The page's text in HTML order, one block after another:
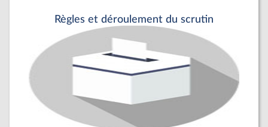
Règles et déroulement du scrutin